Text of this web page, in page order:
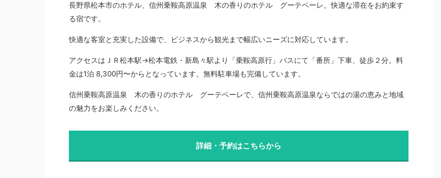
長野県松本市のホテル、信州乗鞍高原温泉 木の香りのホテル グーテベーレ。快適な滞在をお約束す
る宿です。
快適な客室と充実した設備で、ビジネスから観光まで幅広いニーズに対応しています。
アクセスはＪＲ松本駅→松本電鉄・新島々駅より「乗鞍高原行」バスにて「番所」下車、徒歩２分。料
金は1泊 8,300円〜からとなっています。無料駐車場も完備しています。
信州乗鞍高原温泉 木の香りのホテル グーテベーレで、信州乗鞍高原温泉ならではの湯の恵みと地域
の魅力をお楽しみください。
詳細・予約はこちらから